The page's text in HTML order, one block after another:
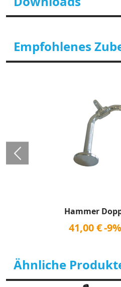
Empfohlenes
Hammer
41,00 €-9%
Ähnliche